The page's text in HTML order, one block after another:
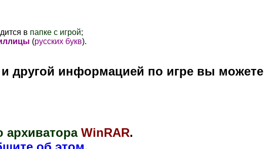
в папке с игрой;
(русских букв).
другой информацией по игре вы можете
WinRAR.